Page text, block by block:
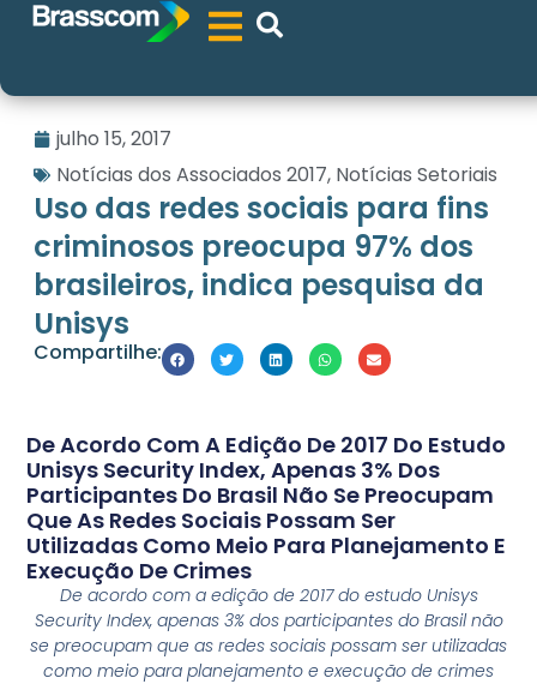
julho 15, 2017
Notícias dos Associados 2017, Notícias Setoriais
Uso das redes sociais para fins
criminosos preocupa 97% dos
brasileiros, indica pesquisa da
Unisys
Compartilhe:
De Acordo Com A Edição De 2017 Do Estudo
Unisys Security Index, Apenas 3% Dos
Participantes Do Brasil Não Se Preocupam
Que As Redes Sociais Possam Ser
Utilizadas Como Meio Para Planejamento E
Execução De Crimes
De acordo com a edição de 2017 do estudo Unisys
Security Index, apenas 3% dos participantes do Brasil não
se preocupam que as redes sociais possam ser utilizadas
como meio para planejamento e execução de crimes